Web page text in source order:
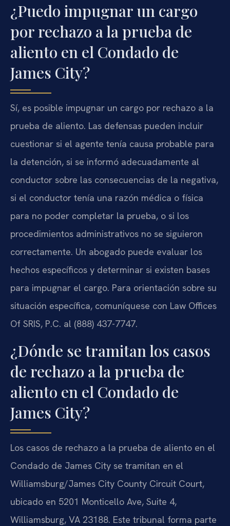
¿Puedo impugnar un cargo
por rechazo a la prueba de
aliento en el Condado de
James City?
Sí, es posible impugnar un cargo por rechazo a la
prueba de aliento. Las defensas pueden incluir
cuestionar si el agente tenía causa probable para
la detención, si se informó adecuadamente al
conductor sobre las consecuencias de la negativa,
si el conductor tenía una razón médica o física
para no poder completar la prueba, o si los
procedimientos administrativos no se siguieron
correctamente. Un abogado puede evaluar los
hechos específicos y determinar si existen bases
para impugnar el cargo. Para orientación sobre su
situación específica, comuníquese con Law Offices
Of SRIS, P.C. al (888) 437-7747.
¿Dónde se tramitan los casos
de rechazo a la prueba de
aliento en el Condado de
James City?
Los casos de rechazo a la prueba de aliento en el
Condado de James City se tramitan en el
Williamsburg/James City County Circuit Court,
ubicado en 5201 Monticello Ave, Suite 4,
Williamsburg, VA 23188. Este tribunal forma parte